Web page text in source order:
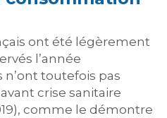
ont été légèrement
l’année
n’ont toutefois pas
crise sanitaire
comme le démontre